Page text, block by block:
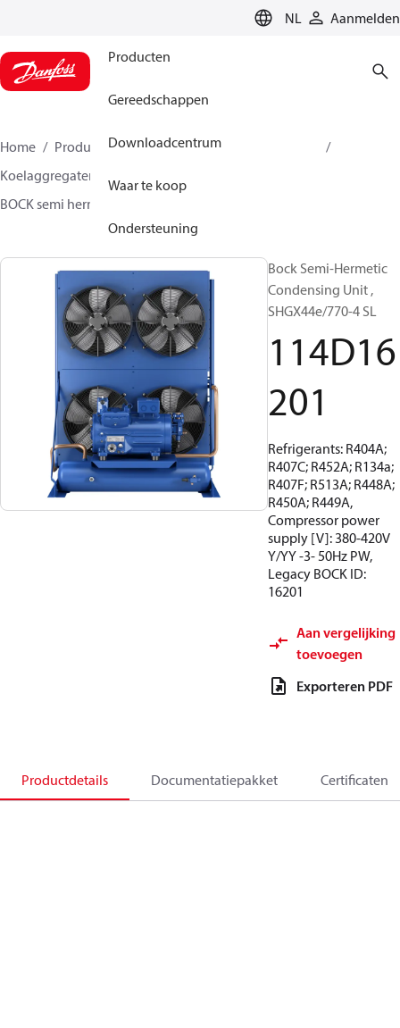
NL Aanmelden
Producten
Gereedschappen
Downloadcentrum
Waar te koop
Ondersteuning
Home Producten
Climate Solutions voor cooling
Koelaggregaten
BOCK semi hermetic SHG-L
Bock Semi-Hermetic
Condensing Unit ,
SHGX44e/770-4 SL
114D16
201
Refrigerants: R404A;
R407C; R452A; R134a;
R407F; R513A; R448A;
R450A; R449A,
Compressor power
supply [V]: 380-420V
Y/YY -3- 50Hz PW,
Legacy BOCK ID:
16201
Aan vergelijking
toevoegen
Exporteren PDF
Productdetails Documentatiepakket Certificaten